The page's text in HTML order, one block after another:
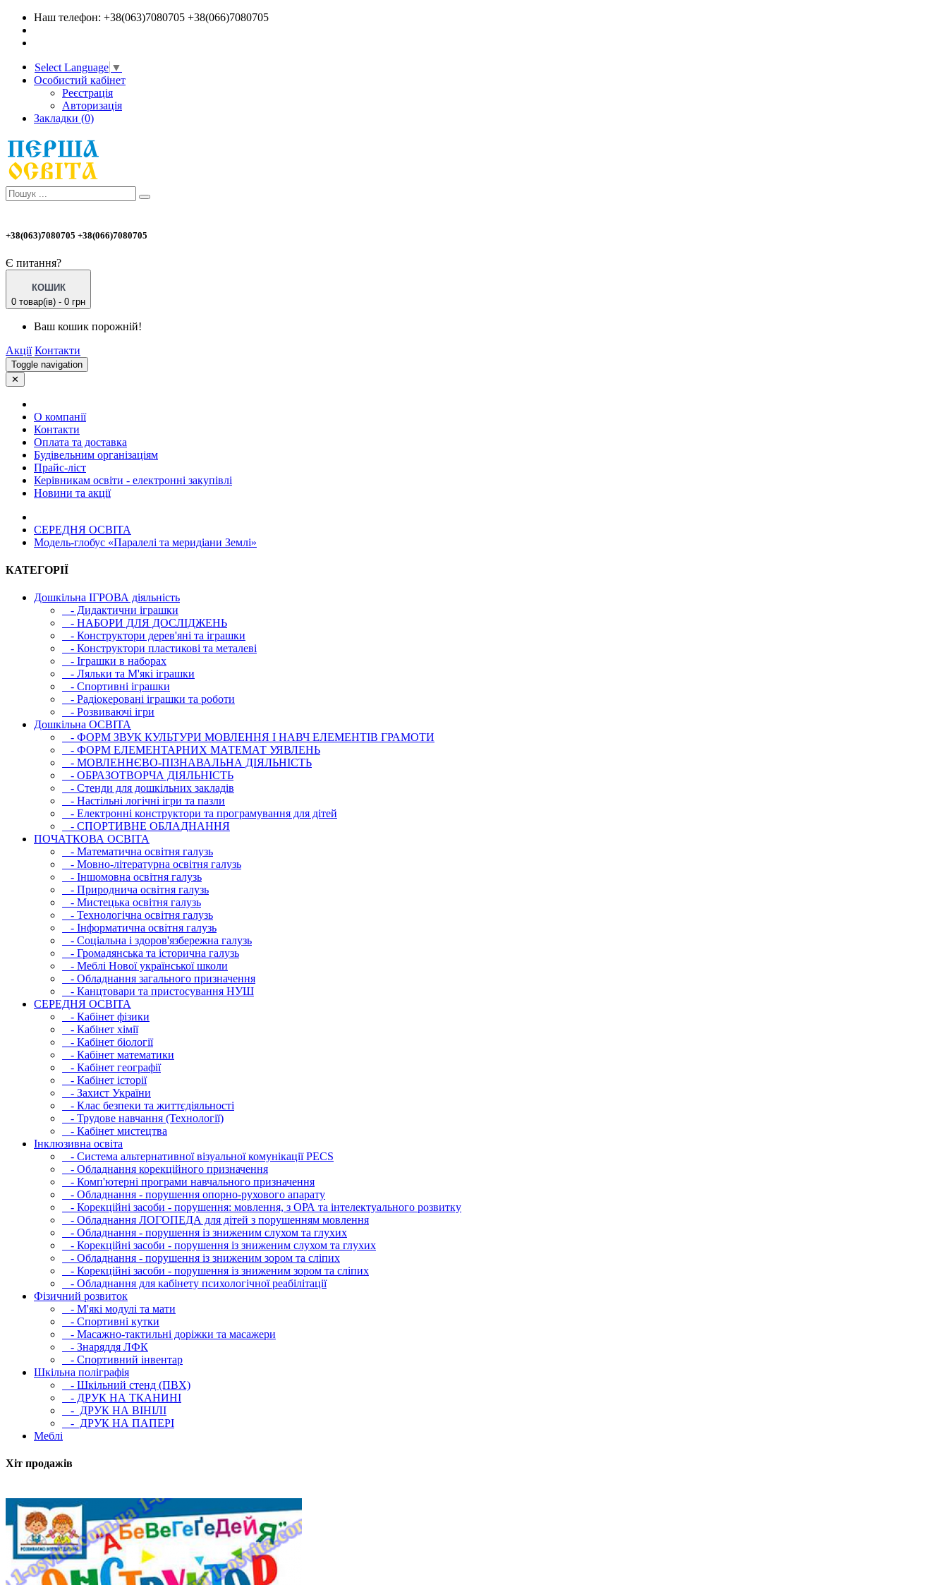
Наш телефон: +38(063)7080705 +38(066)7080705
Select Language ▼
Особистий кабінет
Реєстрація
Авторизація
Закладки (0)
+38(063)7080705 +38(066)7080705
Є питання?
КОШИК
0 товар(ів) - 0 грн
Ваш кошик порожній!
Акції Контакти
Toggle navigation
✕
О компанії
Контакти
Оплата та доставка
Будівельним організаціям
Прайс-ліст
Керівникам освіти - електронні закупівлі
Новини та акції
СЕРЕДНЯ ОСВIТА
Модель-глобус «Паралелі та меридіани Землі»
КАТЕГОРІЇ
Дошкільна ІГРОВА діяльність
- Дидактични іграшки
- НАБОРИ ДЛЯ ДОСЛІДЖЕНЬ
- Конструктори дерев'яні та іграшки
- Конструктори пластикові та металеві
- Іграшки в наборах
- Ляльки та М'які іграшки
- Спортивні іграшки
- Радіокеровані іграшки та роботи
- Розвиваючі ігри
Дошкільна ОСВIТА
- ФОРМ ЗВУК КУЛЬТУРИ МОВЛЕННЯ І НАВЧ ЕЛЕМЕНТІВ ГРАМОТИ
- ФОРМ ЕЛЕМЕНТАРНИХ МАТЕМАТ УЯВЛЕНЬ
- МОВЛЕННЄВО-ПІЗНАВАЛЬНА ДІЯЛЬНІСТЬ
- ОБРАЗОТВОРЧА ДІЯЛЬНІСТЬ
- Стенди для дошкільних закладів
- Настільні логічні ігри та пазли
- Електронні конструктори та програмування для дітей
- СПОРТИВНЕ ОБЛАДНАННЯ
ПОЧАТКОВА ОСВIТА
- Математична освітня галузь
- Мовно-літературна освітня галузь
- Iншомовна освітня галузь
- Природнича освітня галузь
- Мистецька освітня галузь
- Технологічна освітня галузь
- Інфopматична освітня галузь
- Соціальна і здоров'язбережна галузь
- Громадянська та історична галузь
- Меблі Нової української школи
- Обладнання загального призначення
- Канцтовари та пристосування НУШ
СЕРЕДНЯ ОСВIТА
- Кабінет фізики
- Кабінет хімії
- Кабінет біології
- Кабінет математики
- Кабінет географії
- Кабінет історії
- Захист України
- Клас безпеки та життєдіяльності
- Трудове навчання (Технології)
- Кабінет мистецтва
Інклюзивна освіта
- Система альтернативної візуальної комунікації PECS
- Обладнання корекційного призначення
- Комп'ютерні програми навчального призначення
- Обладнання - порушення опорно-рухового апарату
- Корекційні засоби - порушення: мовлення, з ОРА та інтелектуального розвитку
- Обладнання ЛОГОПЕДА для дітей з порушенням мовлення
- Обладнання - порушення із зниженим слухом та глухих
- Корекційні засоби - порушення із зниженим слухом та глухих
- Обладнання - порушення із зниженим зором та сліпих
- Корекційні засоби - порушення із зниженим зором та сліпих
- Обладнання для кабінету психологічної реабілітації
Фізичний розвиток
- М'які модулi та мати
- Спортивні кутки
- Масажно-тактильні доріжки та масажери
- Знаряддя ЛФК
- Спортивний інвентар
Шкільна поліграфія
- Шкільний стенд (ПВХ)
- ДРУК НА ТКАНИНІ
- ДРУК НА ВІНІЛІ
- ДРУК НА ПАПЕРІ
Меблі
Хіт продажів